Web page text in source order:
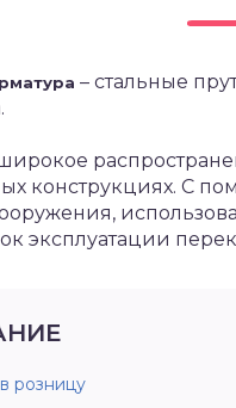
– стальные
конструкциях. С
эксплуатации
розницу